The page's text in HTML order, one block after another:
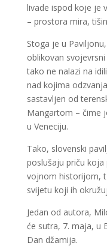
livade ispod koje je
– prostora mira,
Stoga je u
oblikovan
tako ne nalazi na
nad kojima
sastavljen od
Mangartom – čime
u Veneciju.
Tako, slovenski
poslušaju priču
vojnom historijom,
svijetu koji ih
Jedan od autora,
će sutra, 7. maja, u
Dan džamija.